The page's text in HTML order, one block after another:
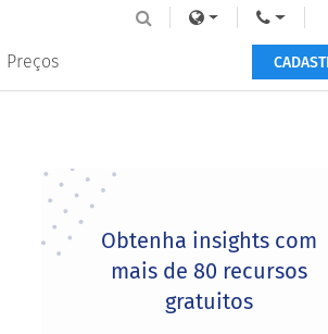
Preços
Primary
SidebarObtenha insights com
mais de 80 recursos
gratuitos